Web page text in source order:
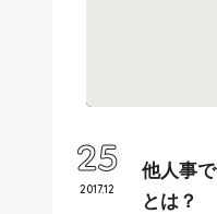
他人事
とは？
2017.12
25